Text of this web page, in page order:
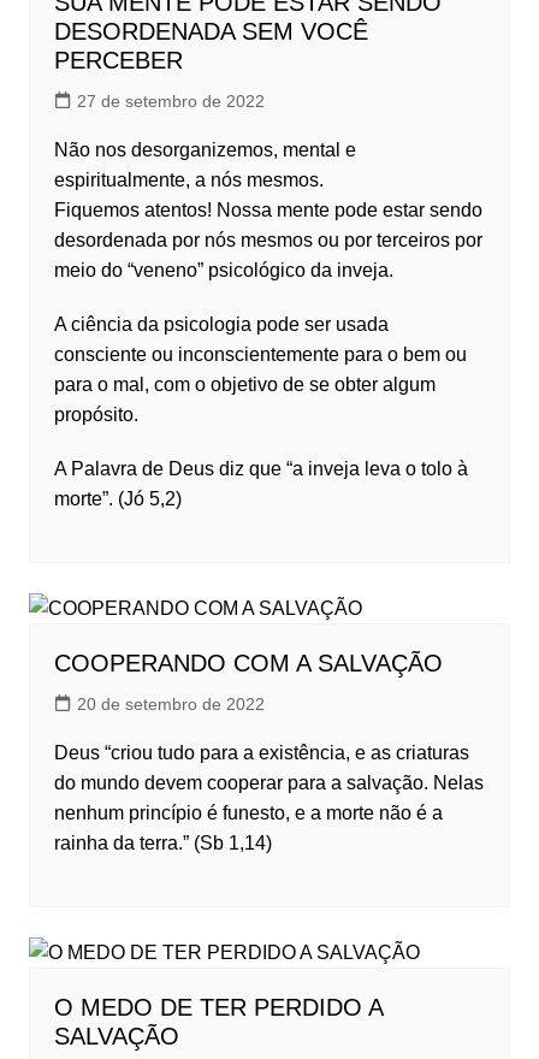
DESORDENADA SEM VOCÊ
PERCEBER
27 de setembro de 2022
Não nos desorganizemos, mental e
espiritualmente, a nós mesmos.
Fiquemos atentos! Nossa mente pode estar sendo
desordenada por nós mesmos ou por terceiros por
meio do “veneno” psicológico da inveja.
A ciência da psicologia pode ser usada
consciente ou inconscientemente para o bem ou
para o mal, com o objetivo de se obter algum
propósito.
A Palavra de Deus diz que “a inveja leva o tolo à
morte”. (Jó 5,2)
COOPERANDO COM A SALVAÇÃO
20 de setembro de 2022
Deus “criou tudo para a existência, e as criaturas
do mundo devem cooperar para a salvação. Nelas
nenhum princípio é funesto, e a morte não é a
rainha da terra.” (Sb 1,14)
O MEDO DE TER PERDIDO A
SALVAÇÃO